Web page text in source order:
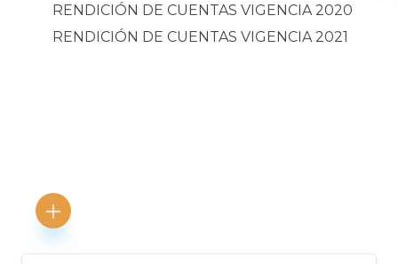
RENDICIÓN DE CUENTAS VIGENCIA 2020
RENDICIÓN DE CUENTAS VIGENCIA 2021